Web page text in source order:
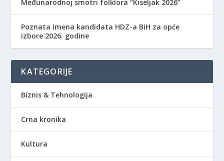
Međunarodnoj smotri folklora “Kiseljak 2026”
Poznata imena kandidata HDZ-a BiH za opće
izbore 2026. godine
KATEGORIJE
Biznis & Tehnologija
Crna kronika
Kultura